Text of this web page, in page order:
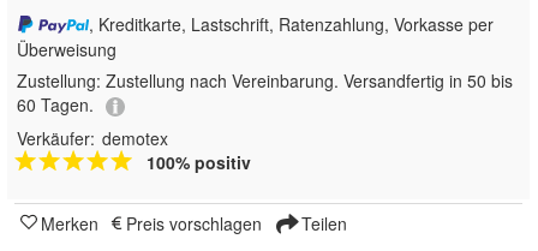
, Kreditkarte, Lastschrift, Ratenzahlung, Vorkasse per
Überweisung
Zustellung: Zustellung nach Vereinbarung. Versandfertig in 50 bis
60 Tagen.
Verkäufer: demotex
100% positiv
Merken Preis vorschlagen Teilen